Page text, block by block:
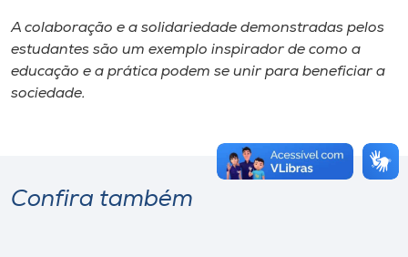
A colaboração e a solidariedade demonstradas pelos
estudantes são um exemplo inspirador de como a
educação e a prática podem se unir para beneficiar a
sociedade.
Confira também